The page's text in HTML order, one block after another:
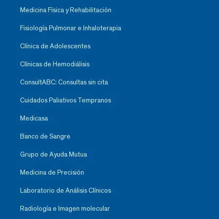
Medicina Física y Rehabilitación
Fisiología Pulmonar e Inhaloterapia
Clínica de Adolescentes
Clínicas de Hemodiálisis
ConsultABC: Consultas sin cita
Cuidados Paliativos Tempranos
Medicasa
Banco de Sangre
Grupo de Ayuda Mutua
Medicina de Precisión
Laboratorio de Análisis Clínicos
Radiología e Imagen molecular